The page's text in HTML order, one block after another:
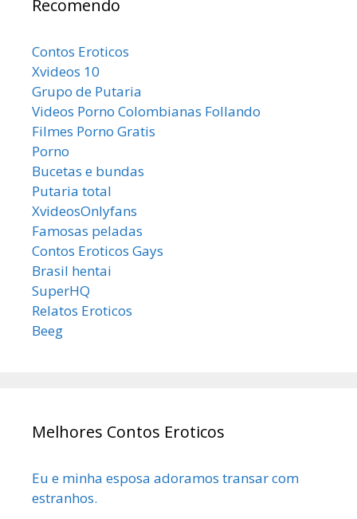
Recomendo
Contos Eroticos
Xvideos 10
Grupo de Putaria
Videos Porno Colombianas Follando
Filmes Porno Gratis
Porno
Bucetas e bundas
Putaria total
XvideosOnlyfans
Famosas peladas
Contos Eroticos Gays
Brasil hentai
SuperHQ
Relatos Eroticos
Beeg
Melhores Contos Eroticos
Eu e minha esposa adoramos transar com
estranhos.